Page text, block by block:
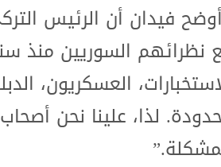
فيدان أن الرئيس
نظرائهم السوريين منذ
العسكريون،
لذا، علينا نحن